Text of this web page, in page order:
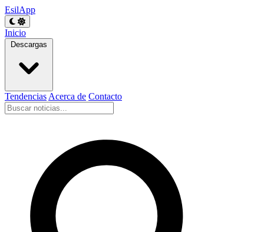
EsilApp
Inicio
Descargas
Tendencias Acerca de Contacto